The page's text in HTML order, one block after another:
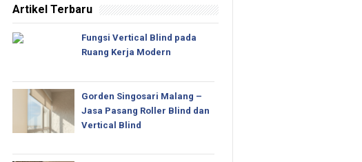
Artikel Terbaru
Fungsi Vertical Blind pada
Ruang Kerja Modern
Gorden Singosari Malang –
Jasa Pasang Roller Blind dan
Vertical Blind